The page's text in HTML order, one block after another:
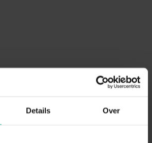
Details Over